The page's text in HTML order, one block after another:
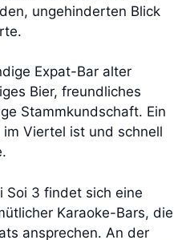
ungehinderten Blick
Expat-Bar alter
Bier, freundliches
Stammkundschaft. Ein
Viertel ist und schnell
Soi 3 findet sich eine
Karaoke-Bars, die
ansprechen. An der